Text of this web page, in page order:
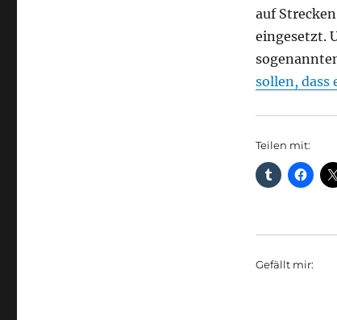
auf
eingesetzt.
sollen, dass
Teilen mit:
Gefällt mir: